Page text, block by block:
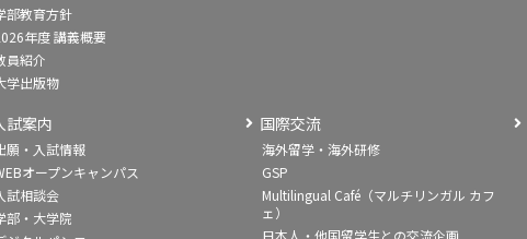
部教育方針
年度 講義概要
員紹介
学出版物
試案内
願・入試情報
オープンキャンパス
試相談会
部・大学院
国際交流
海外留学・海外研修
GSP
Multilingual Café（マルチリンガル カフ
ェ）
日本人・他国留学生との交流企画